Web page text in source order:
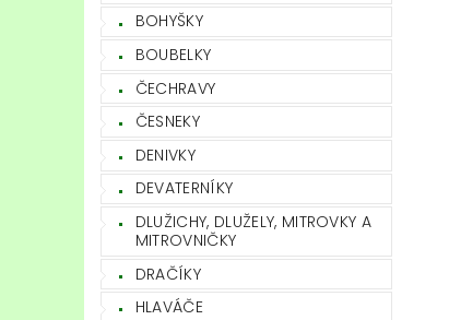
BOHYŠKY
BOUBELKY
ČECHRAVY
ČESNEKY
DENIVKY
DEVATERNÍKY
DLUŽICHY, DLUŽELY, MITROVKY A
MITROVNIČKY
DRAČÍKY
HLAVÁČE